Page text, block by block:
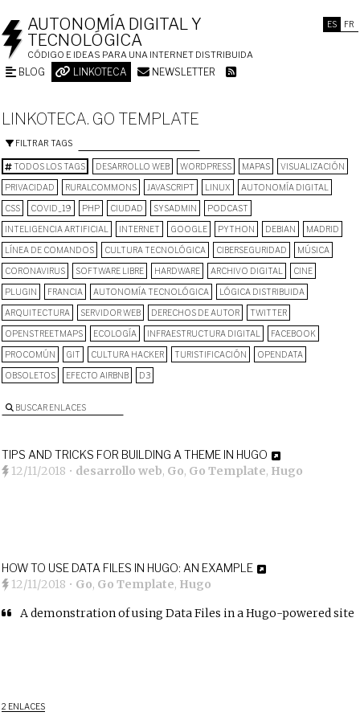
ES FR
AUTONOMÍA DIGITAL Y
TECNOLÓGICA
CÓDIGO E IDEAS PARA UNA INTERNET DISTRIBUIDA
BLOG LINKOTECA NEWSLETTER
LINKOTECA. GO TEMPLATE
FILTRAR TAGS
TODOS LOS TAGS DESARROLLO WEB WORDPRESS MAPAS VISUALIZACIÓN
PRIVACIDAD RURALCOMMONS JAVASCRIPT LINUX AUTONOMÍA DIGITAL
CSS COVID_19 PHP CIUDAD SYSADMIN PODCAST
INTELIGENCIA ARTIFICIAL INTERNET GOOGLE PYTHON DEBIAN MADRID
LÍNEA DE COMANDOS CULTURA TECNOLÓGICA CIBERSEGURIDAD MÚSICA
CORONAVIRUS SOFTWARE LIBRE HARDWARE ARCHIVO DIGITAL CINE
PLUGIN FRANCIA AUTONOMÍA TECNOLÓGICA LÓGICA DISTRIBUIDA
ARQUITECTURA SERVIDOR WEB DERECHOS DE AUTOR TWITTER
OPENSTREETMAPS ECOLOGÍA INFRAESTRUCTURA DIGITAL FACEBOOK
PROCOMÚN GIT CULTURA HACKER TURISTIFICACIÓN OPENDATA
OBSOLETOS EFECTO AIRBNB D3
BUSCAR ENLACES
TIPS AND TRICKS FOR BUILDING A THEME IN HUGO
12/11/2018 • desarrollo web, Go, Go Template, Hugo
HOW TO USE DATA FILES IN HUGO: AN EXAMPLE
12/11/2018 • Go, Go Template, Hugo
A demonstration of using Data Files in a Hugo-powered site
2 ENLACES